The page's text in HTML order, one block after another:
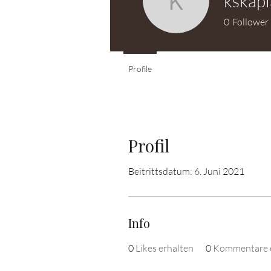
Profil
Beitrittsdatum: 6. Juni 2021
Info
0 Likes erhalten 0 Kommentare
0 Follower
Profile